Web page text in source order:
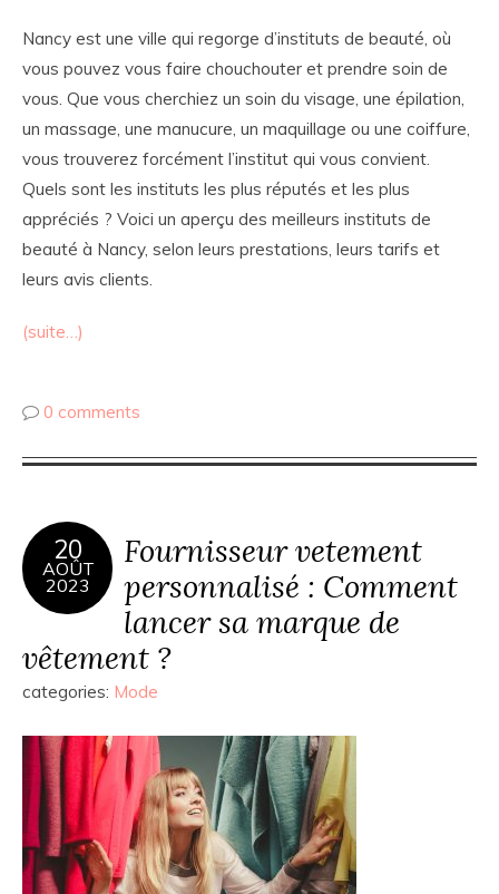
Nancy est une ville qui regorge d’instituts de beauté, où
vous pouvez vous faire chouchouter et prendre soin de
vous. Que vous cherchiez un soin du visage, une épilation,
un massage, une manucure, un maquillage ou une coiffure,
vous trouverez forcément l’institut qui vous convient.
Quels sont les instituts les plus réputés et les plus
appréciés ? Voici un aperçu des meilleurs instituts de
beauté à Nancy, selon leurs prestations, leurs tarifs et
leurs avis clients.
(suite…)
0 comments
20
AOÛT
2023
Fournisseur vetement
personnalisé : Comment
lancer sa marque de
vêtement ?
categories: Mode